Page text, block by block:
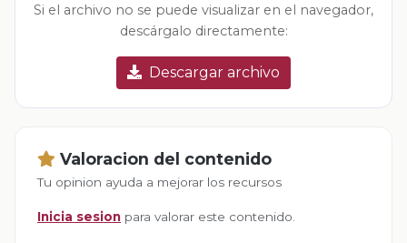
Si el archivo no se puede visualizar en el navegador,
descárgalo directamente:
Descargar archivo
Valoracion del contenido
Tu opinion ayuda a mejorar los recursos
Inicia sesion para valorar este contenido.